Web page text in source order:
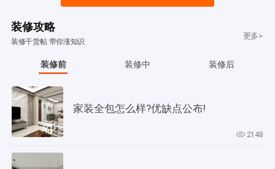
装修攻略
装修干货帖 带你涨知识
更多>
装修前 装修中 装修后
家装全包怎么样?优缺点公布!
2148